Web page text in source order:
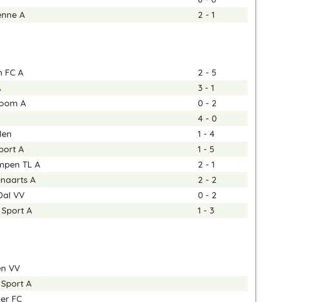
A 2 - 1
FC A
2 - 5
3 - 1
A
0 - 2
4 - 0
1 - 4
A
1 - 5
TL A
2 - 1
A
2 - 2
VV
0 - 2
A 1 - 3
VV
Sport A
FC